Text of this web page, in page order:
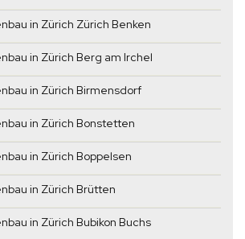
in Zürich Zürich Benken
in Zürich Berg am Irchel
in Zürich Birmensdorf
in Zürich Bonstetten
in Zürich Boppelsen
in Zürich Brütten
in Zürich Bubikon Buchs